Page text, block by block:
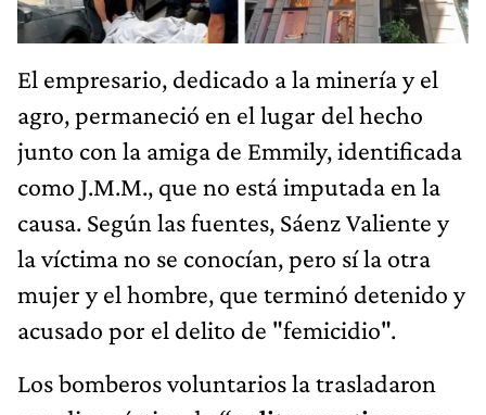
El empresario, dedicado a la minería y el
agro, permaneció en el lugar del hecho
junto con la amiga de Emmily, identificada
como J.M.M., que no está imputada en la
causa. Según las fuentes, Sáenz Valiente y
la víctima no se conocían, pero sí la otra
mujer y el hombre, que terminó detenido y
acusado por el delito de "femicidio".
Los bomberos voluntarios la trasladaron